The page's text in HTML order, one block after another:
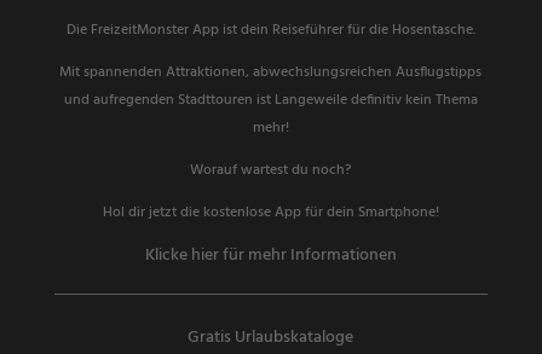
Die FreizeitMonster App ist dein Reiseführer für die Hosentasche.
Mit spannenden Attraktionen, abwechslungsreichen Ausflugstipps
und aufregenden Stadttouren ist Langeweile definitiv kein Thema
mehr!
Worauf wartest du noch?
Hol dir jetzt die kostenlose App für dein Smartphone!
Klicke hier für mehr Informationen
Gratis Urlaubskataloge